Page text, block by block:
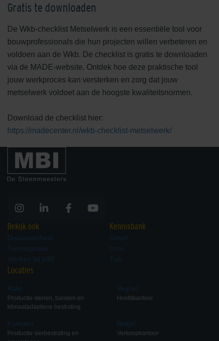
Gratis te downloaden
De Wkb-checklist Metselwerk is een essentiële tool voor
bouwprofessionals die hun projecten willen verbeteren en
voldoen aan de Wkb. De checklist is gratis te downloaden
via de MADE-website. Ontdek hoe deze praktische tool
jouw werkproces kan versterken en zorg dat jouw
metselwerk voldoet aan de hoogste kwaliteitsnormen.
Download de checklist hier:
https://madecenter.nl/wkb-checklist-metselwerk/
Bekijk ook
Duurzaamheid
Tuininspiratie
Werken bij MBI
Kennisbank
Gevel
Infra
Tuin
Locaties
Aalst
Productie stenen, banden en
klimaatadaptieve bestrating
Kampen
Productie sierbestrating en
Veghel
Hoofdkantoor
België
Verkoopkantoor